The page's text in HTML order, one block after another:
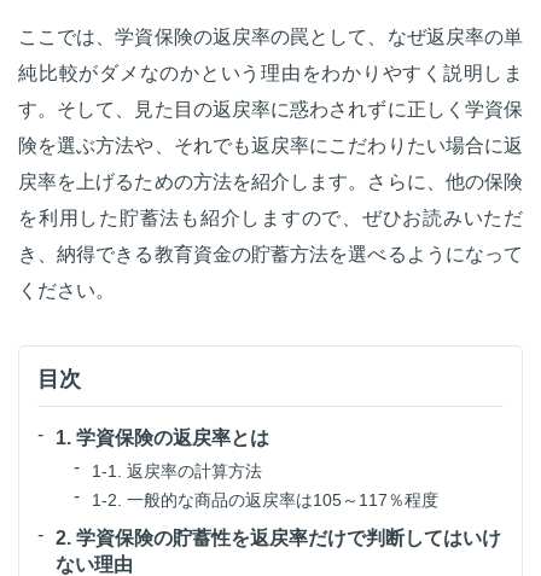
ここでは、学資保険の返戻率の罠として、なぜ返戻率の単
純比較がダメなのかという理由をわかりやすく説明しま
す。そして、見た目の返戻率に惑わされずに正しく学資保
険を選ぶ方法や、それでも返戻率にこだわりたい場合に返
戻率を上げるための方法を紹介します。さらに、他の保険
を利用した貯蓄法も紹介しますので、ぜひお読みいただ
き、納得できる教育資金の貯蓄方法を選べるようになって
ください。
目次
1. 学資保険の返戻率とは
1-1. 返戻率の計算方法
1-2. 一般的な商品の返戻率は105～117％程度
2. 学資保険の貯蓄性を返戻率だけで判断してはいけ
ない理由